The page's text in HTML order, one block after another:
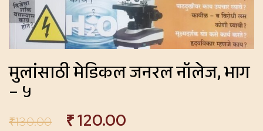
मुलांसाठी मेडिकल जनरल नॉलेज, भाग
– ५
₹130.00 ₹120.00